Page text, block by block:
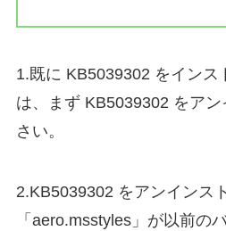
1.既に KB5039302 をインス
は、まず KB5039302 をア
さい。
2.KB5039302 をアンインス
「aero.msstyles」が以前の